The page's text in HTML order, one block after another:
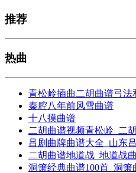
推荐
热曲
青松岭插曲二胡曲谱弓
秦腔八年前风雪曲谱
十八摸曲谱
二胡曲谱视频青松岭_二
吕剧曲牌曲谱大全_山东
二胡曲谱地道战_地道战
洞箫经典曲谱100首_洞箫